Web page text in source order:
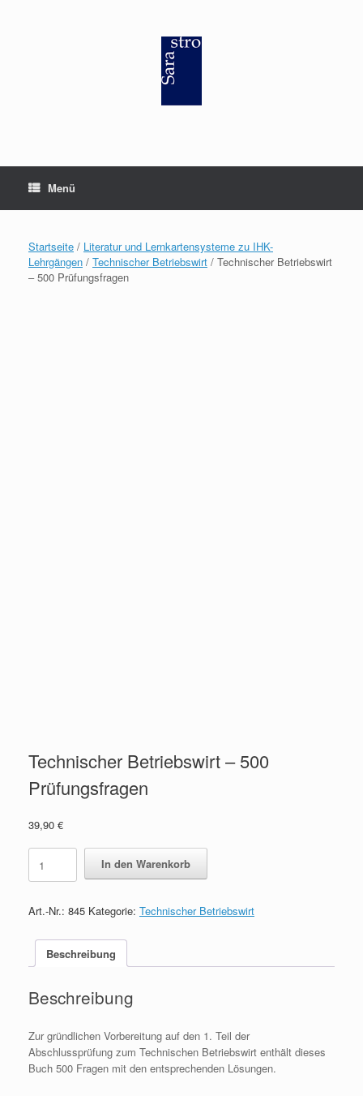
Menü
Startseite / Literatur und Lernkartensysteme zu IHK-
Lehrgängen / Technischer Betriebswirt / Technischer Betriebswirt
– 500 Prüfungsfragen
Technischer Betriebswirt – 500
Prüfungsfragen
39,90 €
Technischer
Betriebswirt
-
Prüfungsfragen
In den Warenkorb
Art.-Nr.: 845 Kategorie: Technischer Betriebswirt
Beschreibung
Beschreibung
Zur gründlichen Vorbereitung auf den 1. Teil der
Abschlussprüfung zum Technischen Betriebswirt enthält dieses
Buch 500 Fragen mit den entsprechenden Lösungen.